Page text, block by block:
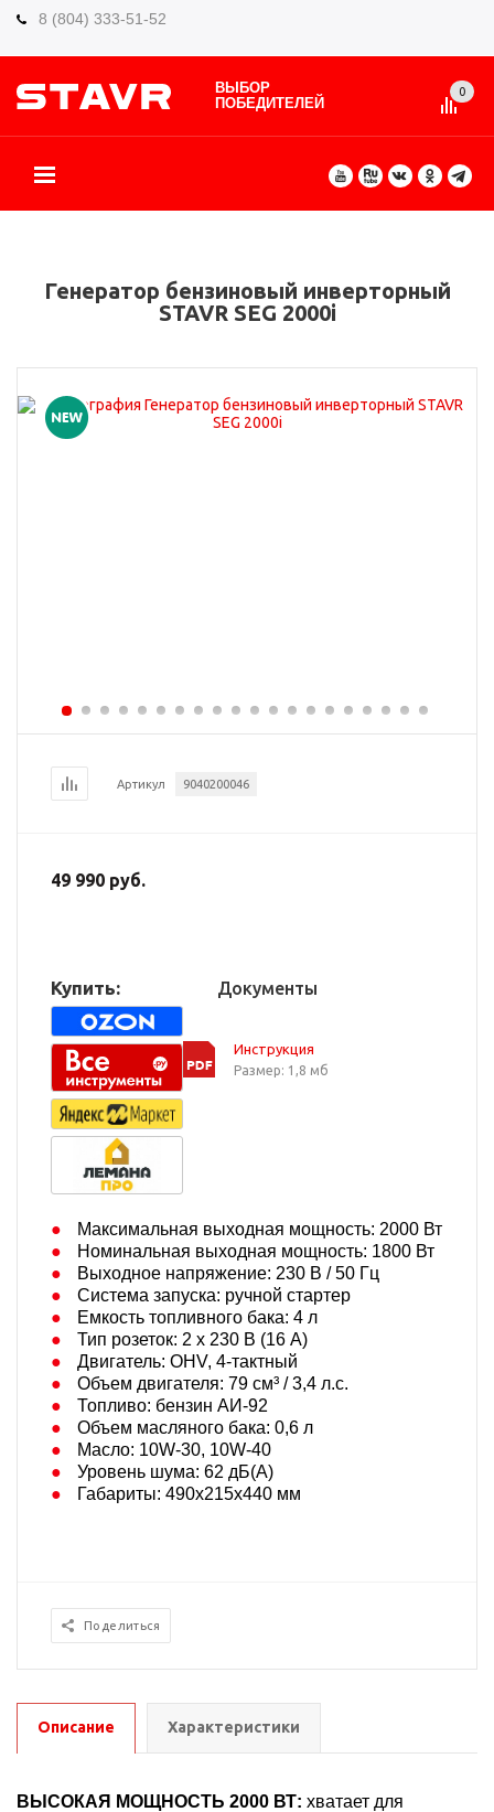
8 (804) 333-51-52
ВЫБОР
ПОБЕДИТЕЛЕЙ
0
О БРЕНДЕ ВИДЫ РАБОТ
КОНТАКТЫ ЕЩЕ
Генератор бензиновый инверторный
STAVR SEG 2000i
Артикул 9040200046
49 990 руб.
Купить: Документы
Инструкция
Размер: 1,8 мб
Максимальная выходная мощность: 2000 Вт
Номинальная выходная мощность: 1800 Вт
Выходное напряжение: 230 В / 50 Гц
Система запуска: ручной стартер
Емкость топливного бака: 4 л
Тип розеток: 2 х 230 В (16 А)
Двигатель: OHV, 4-тактный
Объем двигателя: 79 см³ / 3,4 л.с.
Топливо: бензин АИ-92
Объем масляного бака: 0,6 л
Масло: 10W-30, 10W-40
Уровень шума: 62 дБ(A)
Габариты: 490x215x440 мм
Поделиться
Описание Характеристики
ВЫСОКАЯ МОЩНОСТЬ 2000 ВТ: хватает для